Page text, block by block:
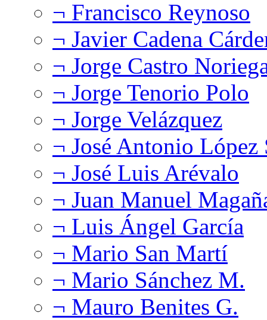
¬ Francisco Reynoso
¬ Javier Cadena
¬ Jorge Castro
¬ Jorge Tenorio Polo
¬ Jorge Velázquez
¬ José Antonio López
¬ José Luis Arévalo
¬ Juan Manuel
¬ Luis Ángel García
¬ Mario San Martí
¬ Mario Sánchez M.
¬ Mauro Benites G.